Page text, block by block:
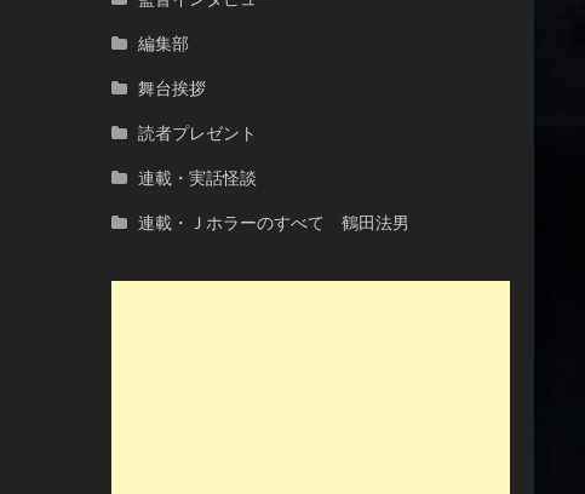
編集部
舞台挨拶
読者プレゼント
連載・実話怪談
連載・Ｊホラーのすべて 鶴田法男